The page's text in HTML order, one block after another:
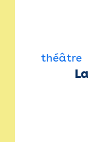
théâtre